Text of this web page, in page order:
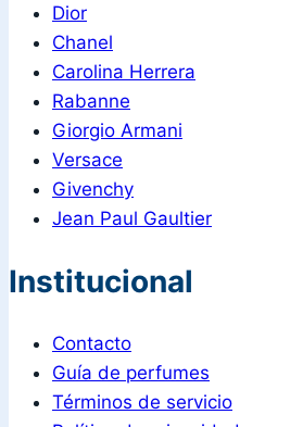
Dior
Chanel
Carolina Herrera
Rabanne
Giorgio Armani
Versace
Givenchy
Jean Paul Gaultier
Institucional
Contacto
Guía de perfumes
Términos de servicio